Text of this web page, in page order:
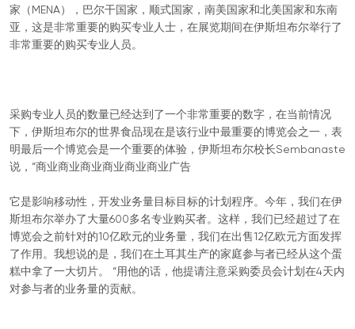
家（MENA），巴尔干国家，顺式国家，南美国家和北美国家和东南
亚，这是非常重要的购买专业人士，在展览期间在伊斯坦布尔举行了
非常重要的购买专业人员。
采购专业人员的数量已经达到了一个非常重要的数字，在当前情况
下，伊斯坦布尔的世界食品现在是该行业中最重要的博览会之一，表
明最后一个博览会是一个重要的体验，伊斯坦布尔校长Sembanaste
说，“商业商业商业商业商业商业广告
它是影响移动性，开发业务量目标目标的计划程序。今年，我们在伊
斯坦布尔举办了大量600多名专业购买者。这样，我们已经超过了在
博览会之前针对的10亿欧元的业务量，我们在出售12亿欧元方面发挥
了作用。我想说的是，我们在土耳其生产的家庭参与者已经从这个蛋
糕中拿了一大切片。 “用他的话，他提请注意采购委员会计划在4天内
对参与者的业务量的贡献。